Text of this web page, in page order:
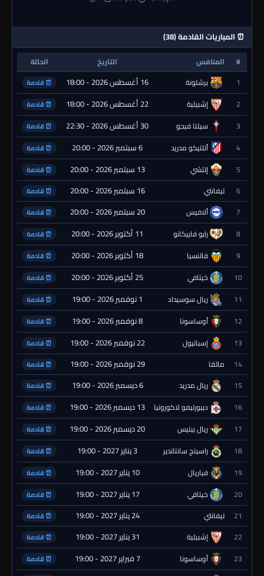
⏰ المباريات القادمة (38)
# المنافس التاريخ
الحالة
1
برشلونة 16 أغسطس 2026 - 18:00 ⏰ قادمة
2 إشبيلية 22 أغسطس 2026 - 18:00 ⏰ قادمة
3 سيلتا فيجو 30 أغسطس 2026 - 22:30 ⏰ قادمة
4 أتلتيكو مدريد 6 سبتمبر 2026 - 20:00 ⏰ قادمة
5 إلتشي 13 سبتمبر 2026 - 20:00 ⏰ قادمة
6 ليفانتي 16 سبتمبر 2026 - 20:00 ⏰ قادمة
7 ألافيس 20 سبتمبر 2026 - 20:00 ⏰ قادمة
8 رايو فاييكانو 11 أكتوبر 2026 - 20:00 ⏰ قادمة
9 فالنسيا 18 أكتوبر 2026 - 20:00 ⏰ قادمة
10 خيتافي 25 أكتوبر 2026 - 20:00 ⏰ قادمة
11 ريال سوسيداد 1 نوفمبر 2026 - 19:00 ⏰ قادمة
12 أوساسونا 8 نوفمبر 2026 - 19:00 ⏰ قادمة
13 إسبانيول 22 نوفمبر 2026 - 19:00 ⏰ قادمة
14 مالقا 29 نوفمبر 2026 - 19:00 ⏰ قادمة
15 ريال مدريد 6 ديسمبر 2026 - 19:00 ⏰ قادمة
16 ديبورتيفو لاكورونيا 13 ديسمبر 2026 - 19:00 ⏰ قادمة
17 ريال بيتيس 20 ديسمبر 2026 - 19:00 ⏰ قادمة
18 راسينج سانتاندير 3 يناير 2027 - 19:00 ⏰ قادمة
19 فياريال 10 يناير 2027 - 19:00 ⏰ قادمة
20 خيتافي 17 يناير 2027 - 19:00 ⏰ قادمة
21 ليفانتي 24 يناير 2027 - 19:00 ⏰ قادمة
22 إشبيلية 31 يناير 2027 - 19:00 ⏰ قادمة
23 أوساسونا 7 فبراير 2027 - 19:00 ⏰ قادمة